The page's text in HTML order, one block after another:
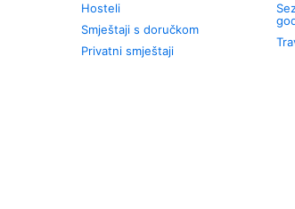
Hosteli
Smještaji s doručkom
Privatni smještaji